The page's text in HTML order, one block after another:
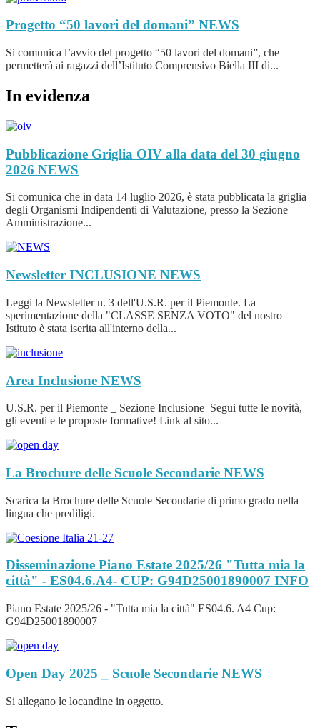
Progetto “50 lavori del domani” NEWS
Si comunica l’avvio del progetto “50 lavori del domani”, che
permetterà ai ragazzi dell’Istituto Comprensivo Biella III di...
In evidenza
Pubblicazione Griglia OIV alla data del 30 giugno
2026 NEWS
Si comunica che in data 14 luglio 2026, è stata pubblicata la griglia
degli Organismi Indipendenti di Valutazione, presso la Sezione
Amministrazione...
Newsletter INCLUSIONE NEWS
Leggi la Newsletter n. 3 dell'U.S.R. per il Piemonte. La
sperimentazione della "CLASSE SENZA VOTO" del nostro
Istituto è stata iserita all'interno della...
Area Inclusione NEWS
U.S.R. per il Piemonte _ Sezione Inclusione Segui tutte le novità,
gli eventi e le proposte formative! Link al sito...
La Brochure delle Scuole Secondarie NEWS
Scarica la Brochure delle Scuole Secondarie di primo grado nella
lingua che prediligi.
Disseminazione Piano Estate 2025/26 "Tutta mia la
città" - ES04.6.A4- CUP: G94D25001890007 INFO
Piano Estate 2025/26 - "Tutta mia la città" ES04.6. A4 Cup:
G94D25001890007
Open Day 2025 _ Scuole Secondarie NEWS
Si allegano le locandine in oggetto.